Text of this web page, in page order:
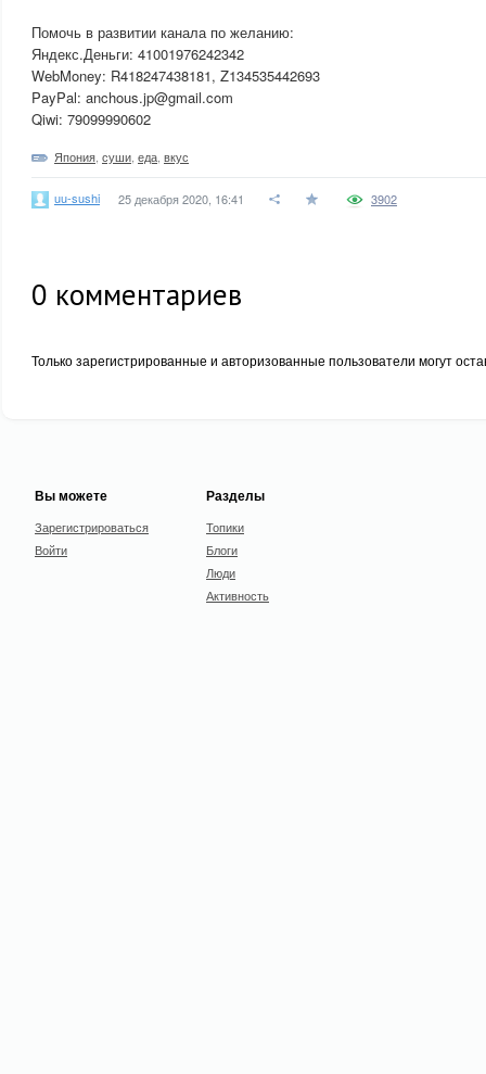
Помочь в развитии канала по желанию:
Яндекс.Деньги: 41001976242342
WebMoney: R418247438181, Z134535442693
PayPal: anchous.jp@gmail.com
Qiwi: 79099990602
Япония суши еда вкус
uu-sushi 25 декабря 2020, 16:41 3902
0 комментариев
Только зарегистрированные и авторизованные пользователи могут
Вы можете
Зарегистрироваться
Войти
Разделы
Топики
Блоги
Люди
Активность